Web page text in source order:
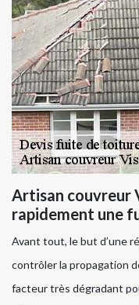
Artisan couvreur
rapidement une
Avant tout, le but d’une
contrôler la propagation
facteur très dégradant